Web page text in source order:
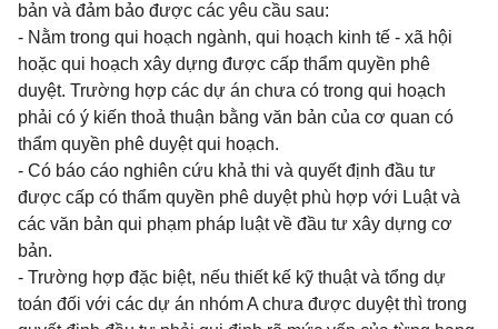
bản và đảm bảo được các yêu cầu sau:
- Nằm trong qui hoạch ngành, qui hoạch kinh tế - xã hội
hoặc qui hoạch xây dựng được cấp thẩm quyền phê
duyệt. Trường hợp các dự án chưa có trong qui hoạch
phải có ý kiến thoả thuận bằng văn bản của cơ quan có
thẩm quyền phê duyệt qui hoạch.
- Có báo cáo nghiên cứu khả thi và quyết định đầu tư
được cấp có thẩm quyền phê duyệt phù hợp với Luật và
các văn bản qui phạm pháp luật về đầu tư xây dựng cơ
bản.
- Trường hợp đặc biệt, nếu thiết kế kỹ thuật và tổng dự
toán đối với các dự án nhóm A chưa được duyệt thì trong